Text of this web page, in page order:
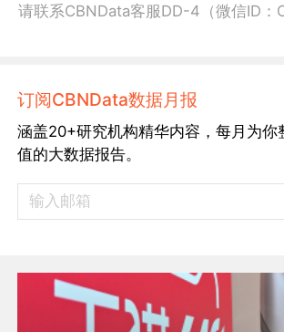
请联系CBNData客服DD-4（微信ID：
订阅CBNData数据月报
涵盖20+研究机构精华内容，每月为你
值的大数据报告。